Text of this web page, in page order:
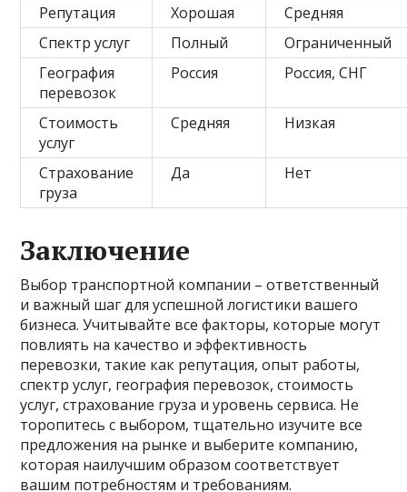
Репутация Хорошая
Средняя
Спектр услуг
Полный
Ограниченный
География
перевозок
Россия Россия, СНГ
Стоимость
услуг
Средняя Низкая
Страхование
груза
Да Нет
Заключение
Выбор транспортной компании – ответственный
и важный шаг для успешной логистики вашего
бизнеса. Учитывайте все факторы, которые могут
повлиять на качество и эффективность
перевозки, такие как репутация, опыт работы,
спектр услуг, география перевозок, стоимость
услуг, страхование груза и уровень сервиса. Не
торопитесь с выбором, тщательно изучите все
предложения на рынке и выберите компанию,
которая наилучшим образом соответствует
вашим потребностям и требованиям.